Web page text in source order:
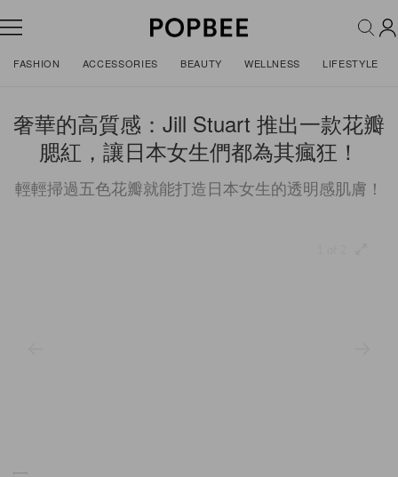
FASHION ACCESSORIES BEAUTY WELLNESS LIFESTYLE
奢華的高質感：Jill Stuart 推出一款花瓣
腮紅，讓日本女生們都為其瘋狂！
輕輕掃過五色花瓣就能打造日本女生的透明感肌膚！